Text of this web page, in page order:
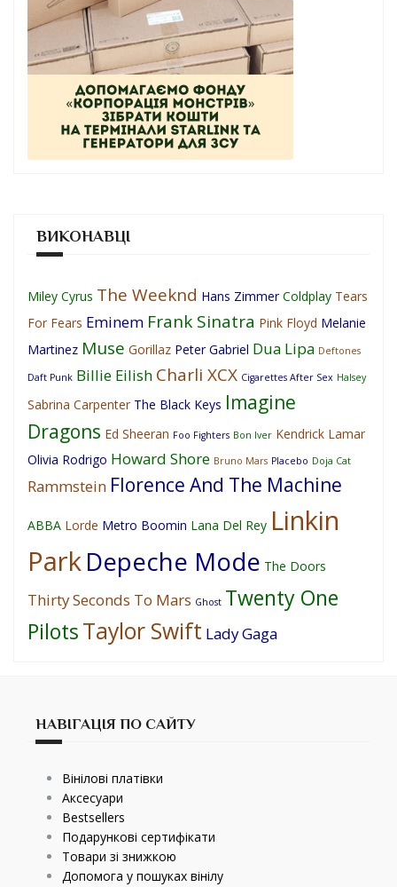
ВИКОНАВЦІ
Miley Cyrus The Weeknd Hans Zimmer Coldplay Tears
For Fears Eminem Frank Sinatra Pink Floyd Melanie
Martinez Muse Gorillaz Peter Gabriel Dua Lipa Deftones
Daft Punk Billie Eilish Charli XCX Cigarettes After Sex Halsey
Sabrina Carpenter The Black Keys Imagine
Dragons Ed Sheeran Foo Fighters Bon Iver Kendrick Lamar
Olivia Rodrigo Howard Shore Bruno Mars Placebo Doja Cat
Rammstein Florence And The Machine
ABBA Lorde Metro Boomin Lana Del Rey Linkin
ParkDepeche Mode The Doors
Thirty Seconds To Mars Ghost Twenty One
PilotsTaylor Swift Lady Gaga
НАВІГАЦІЯ ПО САЙТУ
Вінілові платівки
Аксесуари
Bestsellers
Подарункові сертифікати
Товари зі знижкою
Допомога у пошуках вінілу